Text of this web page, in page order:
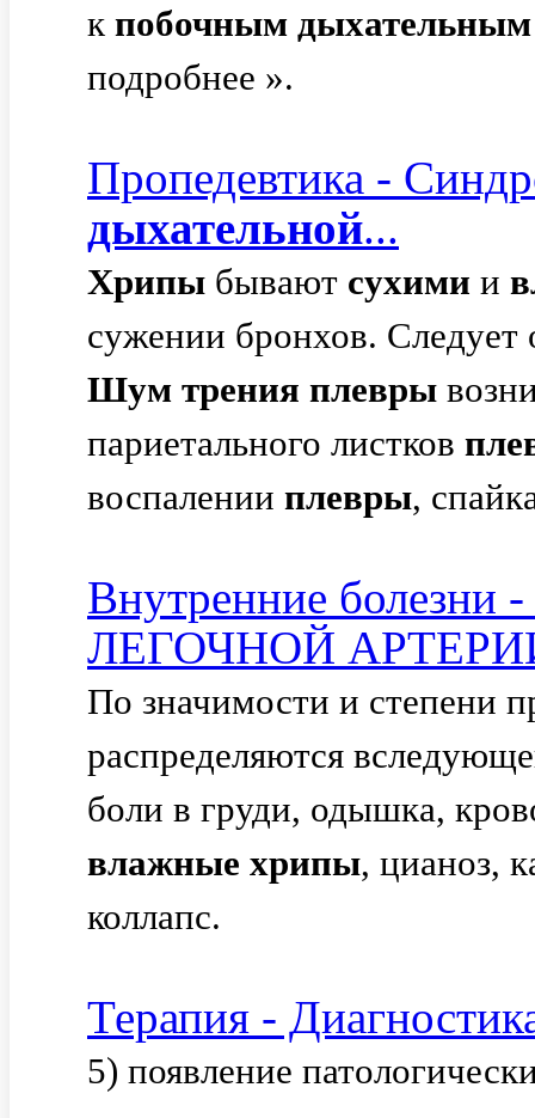
к побочным дыхательным
подробнее ».
Пропедевтика -
дыхательной...
Хрипы бывают сухими и
сужении бронхов. Следует
Шум трения плевры
париетального листков
воспалении плевры,
Внутренние
ЛЕГОЧНОЙ
По значимости и степени
распределяются
боли в груди, одышка,
влажные хрипы, цианоз,
коллапс.
Терапия -
5) появление